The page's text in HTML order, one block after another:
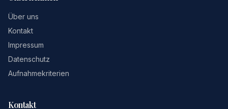
Über uns
Kontakt
Impressum
Datenschutz
Aufnahmekriterien
Kontakt